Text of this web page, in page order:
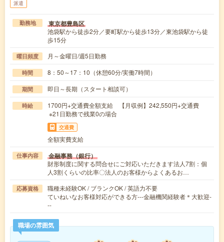
派遣
勤務地 東京都豊島区
池袋駅から徒歩2分／要町駅から徒歩13分／東池袋駅から徒
歩15分
曜日頻度 月～金曜日/週5日勤務
時間 8：50～17：10（休憩60分/実働7時間）
期間 即日～長期（スタート相談可）
時給
1700円+交通費全額支給 【月収例】242,550円+交通費
※21日勤務で残業0の場合
交通費
全額実費支給
仕事内容 金融事務（銀行）
財形制度に関する問合せにご対応いただきます法人7割：個
人3割くらいの比率〇法人のお客様からよくあるお…
応募資格
職種未経験OK / ブランクOK / 英語力不要
ていねいなお客様対応ができる方---金融機関経験者＊大歓迎-
--
職場の雰囲気